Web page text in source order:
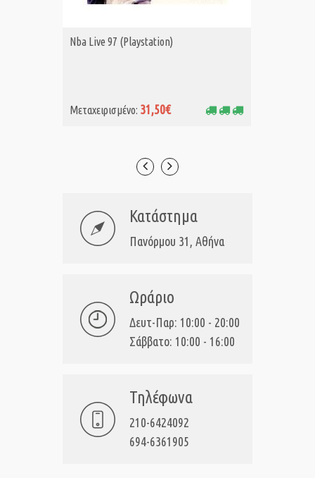
ΑΓΟΡΑ MET.
Nba Live 97 (Playstation)
Μεταχειρισμένο: 31,50€
Κατάστημα
Πανόρμου 31, Αθήνα
Ωράριο
Δευτ-Παρ: 10:00 - 20:00
Σάββατο: 10:00 - 16:00
Τηλέφωνα
210-6424092
694-6361905